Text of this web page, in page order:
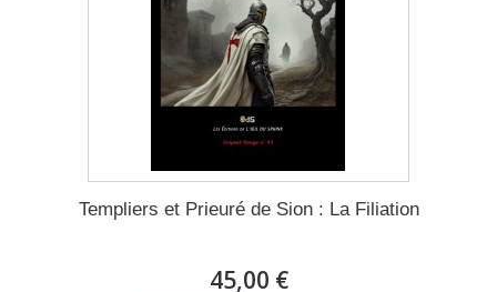
Templiers et Prieuré de Sion : La Filiation
45,00 €